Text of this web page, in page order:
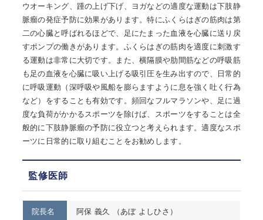
ウオーキング、踵の上げ下げ、ヨガなどの適度な運動は下肢静
脈瘤の発症予防に効果があります。特にふくらはぎの筋肉は第
二の心臓と呼ばれるほどで、足にたまった血液を心臓に送り戻
すポンプの働きがあります。ふくらはぎの筋肉を適度に刺激す
る運動は非常に大切です。また、横隔膜や肋間筋などの呼吸筋
も足の血液を心臓に吸い上げる吸引圧を生み出すので、日常的
に呼吸運動（深呼吸や風船を膨らますように息を強く吐く行為
など）をすることも有効です。頻回なフルマラソンや、足に過
度な負荷がかかるスポーツを除けば、スポーツをすることは全
般的に下肢静脈瘤の予防に役立つと考えられます。適度なスポ
ーツに日常的に取り組むことをお勧めします。
監修医師
院長名 阿保 義久 （あぼ よしひさ）